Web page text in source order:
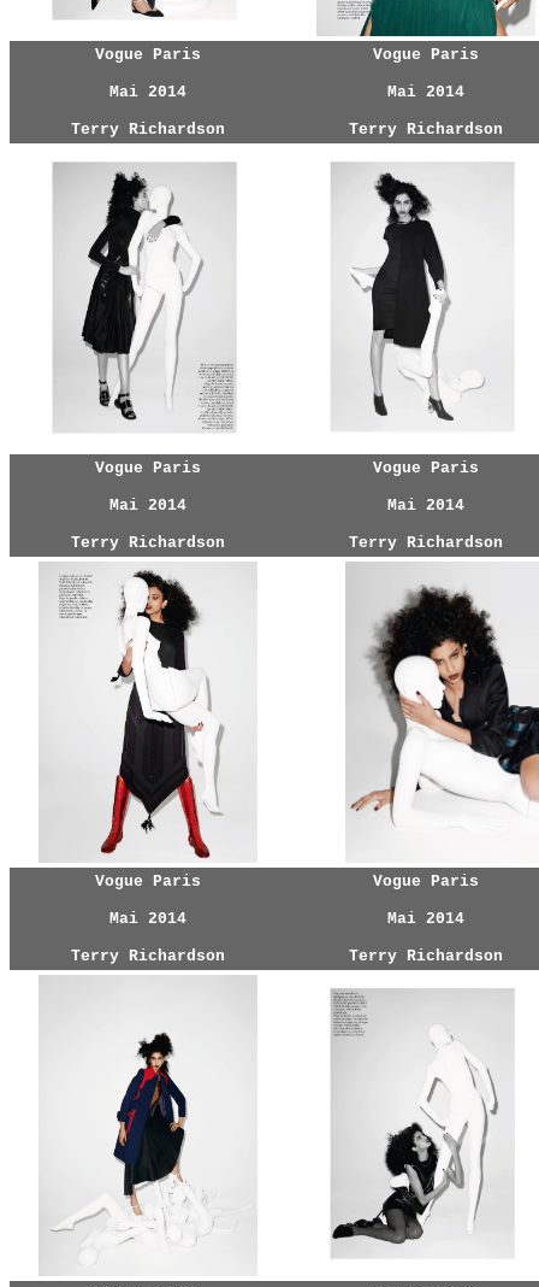
Vogue Paris
Mai 2014
Terry Richardson
Vogue Paris
Mai 2014
Terry Richardson
Vogue Paris
Mai 2014
Terry Richardson
Vogue Paris
Mai 2014
Terry Richardson
Vogue Paris
Mai 2014
Terry Richardson
Vogue Paris
Mai 2014
Terry Richardson